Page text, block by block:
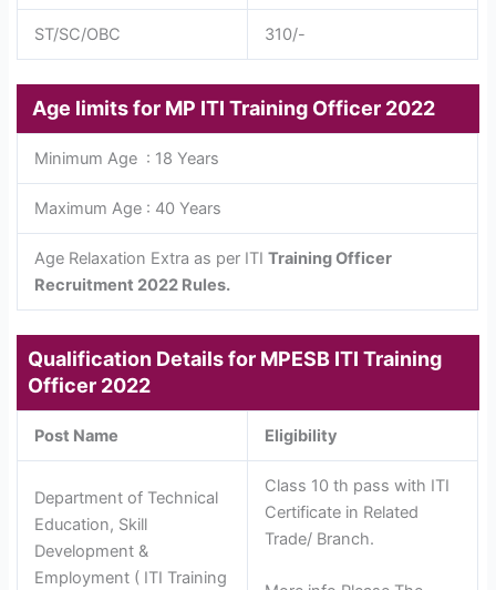
ST/SC/OBC 310/-
Age limits for MP ITITraining Officer 2022
Minimum Age : 18 Years
Maximum Age : 40 Years
Age Relaxation Extra as per ITI Training Officer
Recruitment 2022 Rules.
Qualification Details for MPESB ITITraining
Officer 2022
Post Name Eligibility
Department of Technical
Education, Skill
Development &
Employment ( ITI Training
Class 10 th pass with ITI
Certificate in Related
Trade/ Branch.